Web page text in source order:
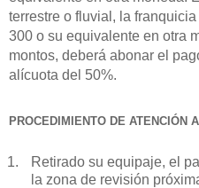
terrestre o fluvial, la
300 o su equivalente en otra
montos, deberá abonar el
alícuota del 50%.
PROCEDIMIENTO DE ATENCIÓN
Retirado su equipaje, el
la zona de revisión